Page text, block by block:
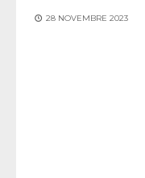
28 NOVEMBRE 2023